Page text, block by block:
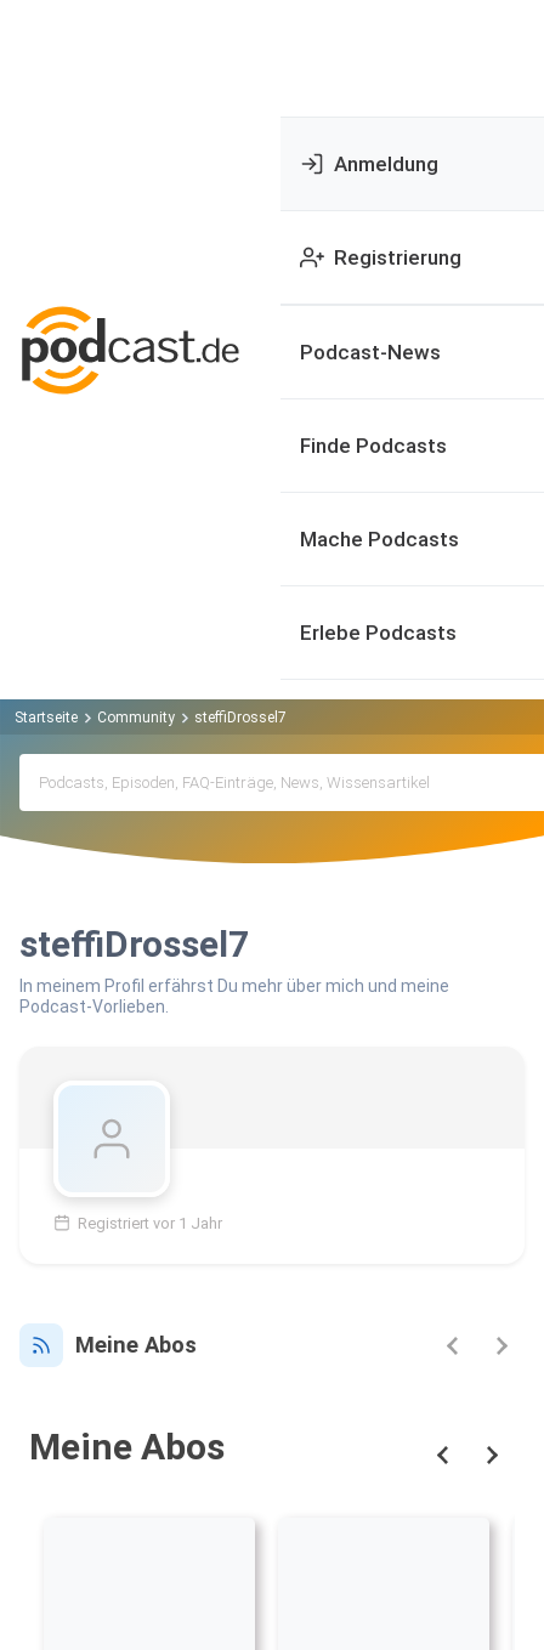
Anmeldung
Registrierung
Podcast-News
Finde Podcasts
Mache Podcasts
Erlebe Podcasts
Startseite Community steffiDrossel7
steffiDrossel7
In meinem Profil erfährst Du mehr über mich und meine
Podcast-Vorlieben.
Registriert vor 1 Jahr
Meine Abos
Meine Abos